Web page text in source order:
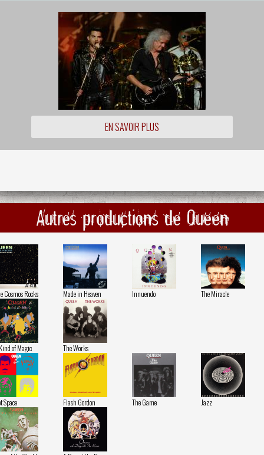
EN SAVOIR PLUS
Autres productions de Queen
Cosmos Rocks Made in Heaven Innuendo The Miracle
of Magic The Works
Space Flash Gordon The Game Jazz